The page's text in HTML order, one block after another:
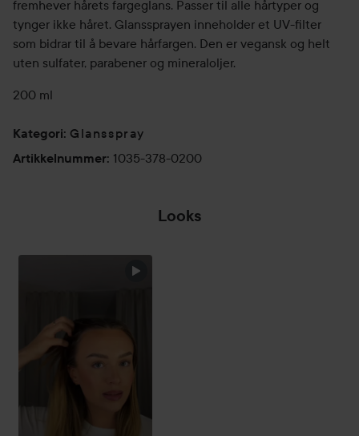
fremhever hårets fargeglans. Passer til alle hårtyper og
tynger ikke håret. Glanssprayen inneholder et UV-filter
som bidrar til å bevare hårfargen. Den er vegansk og helt
uten sulfater, parabener og mineraloljer.
200 ml
Kategori: Glansspray
Artikkelnummer: 1035-378-0200
Looks